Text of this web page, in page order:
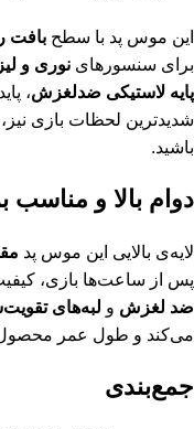
این موس پد با سطح بافت
برای سنسورهای نوری و
پایه لاستیکی ضدلغزش،
شدیدترین لحظات بازی
باشید.
دوام بالا و
لایه‌ی بالایی این موس پد
پس از ساعت‌ها بازی،
ضد لغزش و لبه‌های
می‌کند و طول عمر محصول
جمع‌بندی